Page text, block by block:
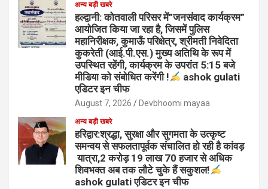
अन्य बड़ी खबरे
हल्द्वानी: कोतवाली परिसर में”जनसंवाद कार्यक्रम”
आयोजित किया जा रहा है, जिसमें पुलिस
महानिरीक्षक, कुमाऊँ परिक्षेत्र, श्रीमती निवेदिता
कुकरेती (आई.पी.एस.) मुख्य अतिथि के रूप में
उपस्थित रहेंगी, कार्यक्रम के उपरांत 5:15 बजे
मीडिया को संबोधित करेंगी !
ashok gulati
एडिटर इन चीफ
August 7, 2026 Devbhoomi mayaa
अन्य बड़ी खबरे
हरिद्वार:श्रद्धा, सुरक्षा और सुगमता के उत्कृष्ट
समन्वय से सफलतापूर्वक संचालित हो रही है कांवड़
यात्रा,2 करोड़ 19 लाख 70 हजार से अधिक
शिवभक्त अब तक लौटे चुके हैं सकुशल!
ashok gulati एडिटर इन चीफ